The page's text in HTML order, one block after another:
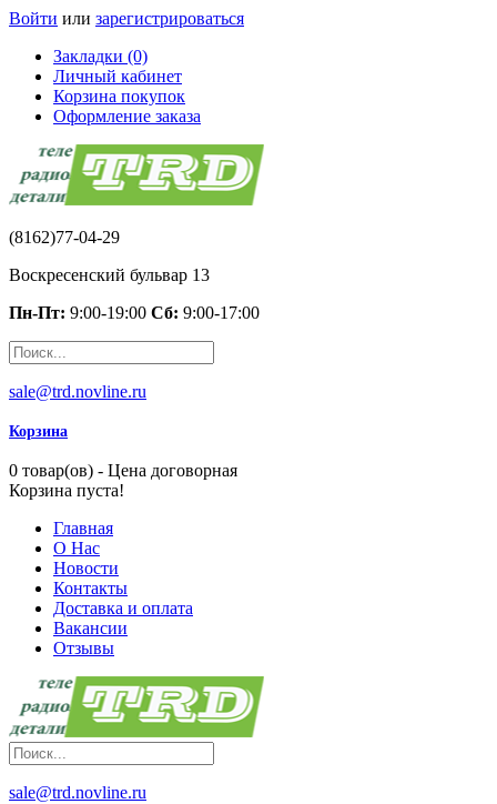
Войти или зарегистрироваться
Закладки (0)
Личный кабинет
Корзина покупок
Оформление заказа
(8162)77-04-29
Воскресенский бульвар 13
Пн-Пт: 9:00-19:00 Сб: 9:00-17:00
sale@trd.novline.ru
Корзина
0 товар(ов) - Цена договорная
Корзина пуста!
Главная
О Нас
Новости
Контакты
Доставка и оплата
Вакансии
Отзывы
sale@trd.novline.ru